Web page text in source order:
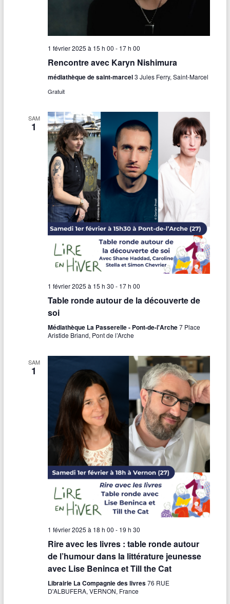
1 février 2025 à 15 h 00 - 17 h 00
Rencontre avec Karyn Nishimura
médiathèque de saint-marcel3 Jules Ferry, Saint-Marcel
Gratuit
SAM
1
1 février 2025 à 15 h 30 - 17 h 00
Table ronde autour de la découverte de
soi
Médiathèque La Passerelle - Pont-de-l'Arche7 Place
Aristide Briand, Pont de l’Arche
SAM
1
1 février 2025 à 18 h 00 - 19 h 30
Rire avec les livres : table ronde autour
de l’humour dans la littérature jeunesse
avec Lise Beninca et Till the Cat
Librairie La Compagnie des livres76 RUE
D'ALBUFERA, VERNON, France